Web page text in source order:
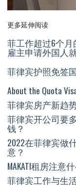
更多延伸阅读
菲工作超过6个
雇主申请外国人
菲律宾护照免签
About the Quota
菲律宾房产新趋
菲律宾开公司要
钱？
2022在菲律宾做
意？
MAKATI租房注意
菲律宾工作与生